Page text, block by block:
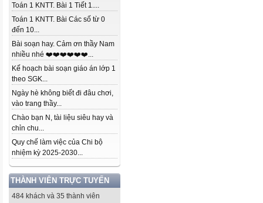
Toán 1 KNTT. Bài 1 Tiết 1....
Toán 1 KNTT. Bài Các số từ 0
đến 10...
Bài soạn hay. Cảm ơn thầy Nam
nhiều nhé ❤️❤️❤️❤️❤️❤️...
Kế hoạch bài soạn giáo án lớp 1
theo SGK...
Ngày hè không biết đi đâu chơi,
vào trang thầy...
Chào bạn N, tài liệu siêu hay và
chỉn chu...
Quy chế làm việc của Chi bộ
nhiệm kỳ 2025-2030...
THÀNH VIÊN TRỰC TUYẾN
484 khách và 35 thành viên